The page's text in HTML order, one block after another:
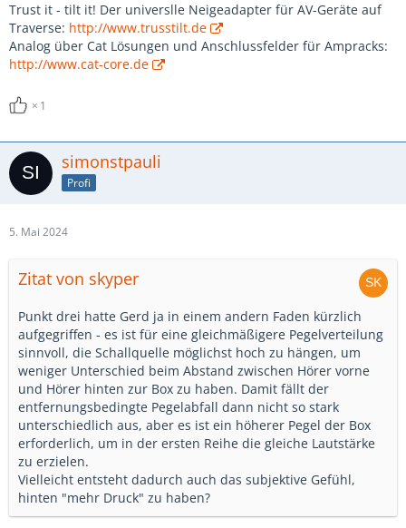
Trust it - tilt it! Der universlle Neigeadapter für AV-Geräte auf
Traverse: http://www.trusstilt.de
Analog über Cat Lösungen und Anschlussfelder für Ampracks:
http://www.cat-core.de
1
simonstpauli
Profi
5. Mai 2024
Zitat von skyper
Punkt drei hatte Gerd ja in einem andern Faden kürzlich
aufgegriffen - es ist für eine gleichmäßigere Pegelverteilung
sinnvoll, die Schallquelle möglichst hoch zu hängen, um
weniger Unterschied beim Abstand zwischen Hörer vorne
und Hörer hinten zur Box zu haben. Damit fällt der
entfernungsbedingte Pegelabfall dann nicht so stark
unterschiedlich aus, aber es ist ein höherer Pegel der Box
erforderlich, um in der ersten Reihe die gleiche Lautstärke
zu erzielen.
Vielleicht entsteht dadurch auch das subjektive Gefühl,
hinten "mehr Druck" zu haben?